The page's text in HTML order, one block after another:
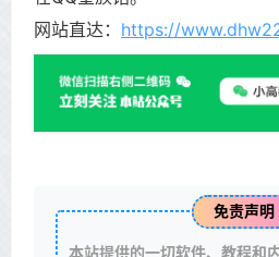
网站直达： https://
免责声明
本站提供的一切软件、教程和